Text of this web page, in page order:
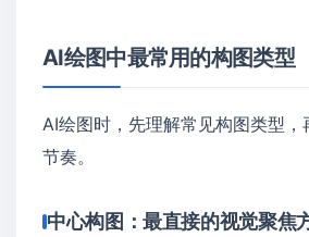
AI绘图中最常用的构图类型
AI绘图时，先理解常见构图类型
节奏。
中心构图：最直接的视觉聚焦